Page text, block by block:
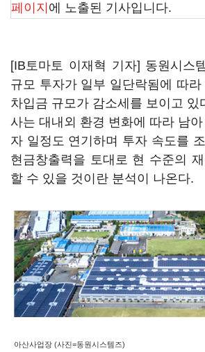
페이지 에 노출된 기사입니다.
[IB토마토 이재혁 기자] 동원시스
규모 투자가 일부 일단락됨에 따
차입금 규모가 감소세를 보이고 있
사는 대내외 환경 변화에 따라 남
자 일정도 연기하며 투자 속도를
현금창출력을 토대로 현 수준의
할 수 있을 것이란 분석이 나온다.
아산사업장 (사진=동원시스템즈)